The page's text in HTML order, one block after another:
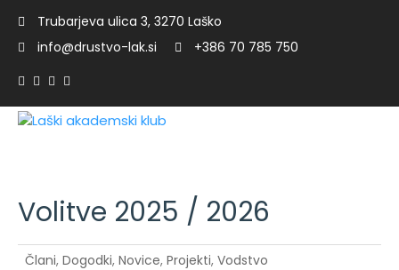
Trubarjeva ulica 3, 3270 Laško
info@drustvo-lak.si
+386 70 785 750
Volitve 2025 / 2026
Člani, Dogodki, Novice, Projekti, Vodstvo